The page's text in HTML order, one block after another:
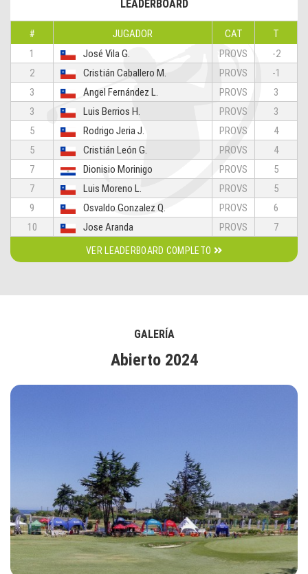
LEADERBOARD
# JUGADOR CAT
T
1
José Vila G. PROVS
-2
2
Cristián Caballero M. PROVS
-1
3
Ángel Fernández L. PROVS
3
3
Luis Berrios H. PROVS
3
5
Rodrigo Jeria J. PROVS
4
5
Cristián León G. PROVS
4
7
Dionisio Morinigo PROVS
5
7
Luis Moreno L. PROVS
5
9
Osvaldo Gonzalez Q. PROVS
6
10
Jose Aranda PROVS 7
VER LEADERBOARD COMPLETO
GALERÍA
Abierto 2024